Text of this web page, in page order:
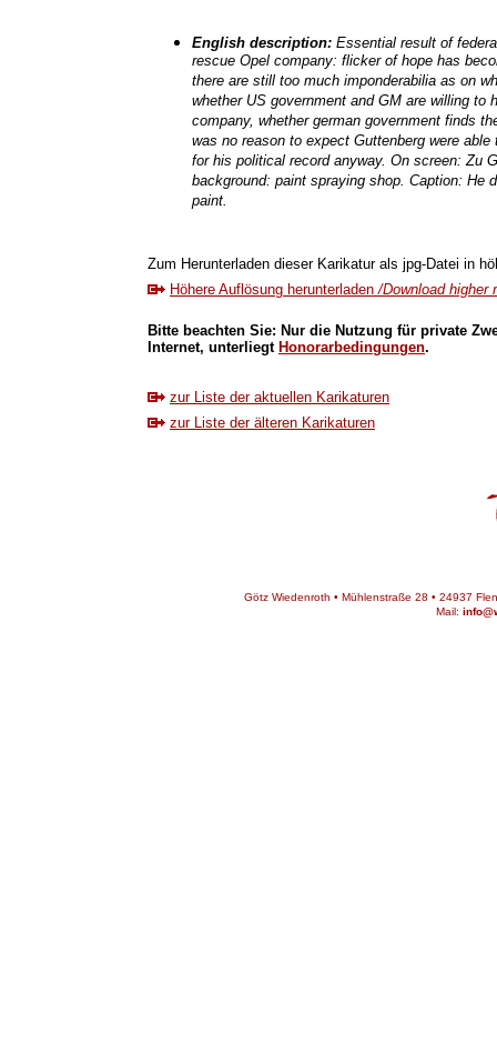
English description: Essential result of
rescue Opel company: flicker of hope has
there are still too much imponderabilia as on
whether US government and GM are willing to
company, whether german government finds
was no reason to expect Guttenberg were
for his political record anyway. On screen: Zu
background: paint spraying shop. Caption: He
paint.
Zum Herunterladen dieser Karikatur als jpg-Datei in
Höhere Auflösung herunterladen/Download higher
Bitte beachten Sie: Nur die Nutzung für private
Internet, unterliegt Honorarbedingungen.
zur Liste der aktuellen Karikaturen
zur Liste der älteren Karikaturen
Götz Wiedenroth • Mühlenstraße 28 • 24937
Mail: